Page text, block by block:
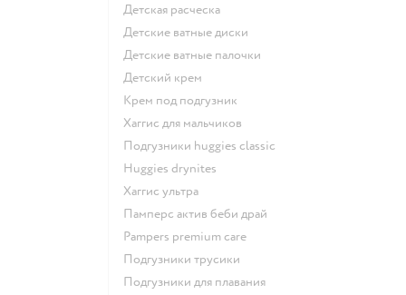
детская расческа
детские ватные диски
детские ватные палочки
детский крем
крем под подгузник
хаггис для мальчиков
подгузники huggies classic
huggies drynites
хаггис ультра
памперс актив беби драй
pampers premium care
подгузники трусики
подгузники для плавания